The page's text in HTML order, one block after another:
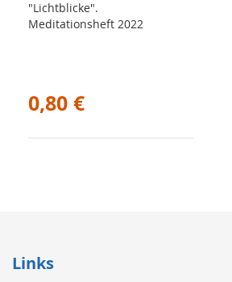
"Lichtblicke".
Meditationsheft 2022
0,80 €
Links